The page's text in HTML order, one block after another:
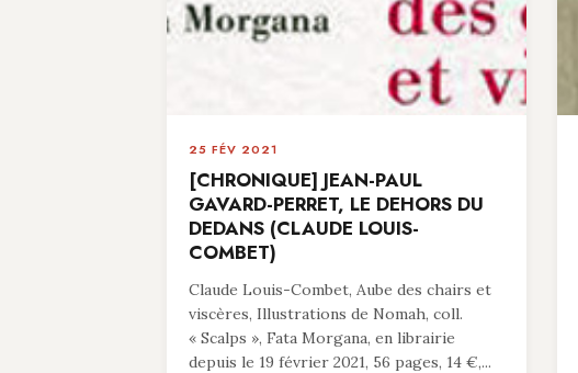
25 FÉV 2021
[CHRONIQUE] JEAN-PAUL
GAVARD-PERRET, LE DEHORS DU
DEDANS (CLAUDE LOUIS-
COMBET)
Claude Louis-Combet, Aube des chairs et
viscères, Illustrations de Nomah, coll.
« Scalps », Fata Morgana, en librairie
depuis le 19 février 2021, 56 pages, 14 €,...